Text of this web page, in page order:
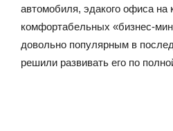
автомобиля, эдакого офиса на
комфортабельных «бизнес-
довольно популярным в
решили развивать его по